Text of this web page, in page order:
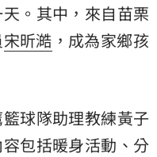
。其中，來自苗栗
宋昕澔 ，成為家鄉孩
球隊助理教練黃子
包括暖身活動、分